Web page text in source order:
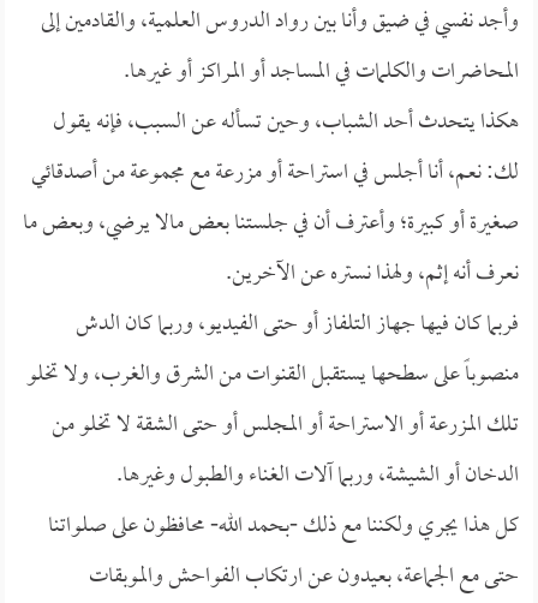
وأجد نفسي في ضيق وأنا بين رواد الدروس العلمية، والقادمين إلى
المحاضرات والكلمات في المساجد أو المراكز أو غيرها.
هكذا يتحدث أحد الشباب، وحين تسأله عن السبب، فإنه يقول
لك: نعم، أنا أجلس في استراحة أو مزرعة مع مجموعة من أصدقائي
صغيرة أو كبيرة؛ وأعترف أن في جلستنا بعض مالا يرضي، وبعض ما
نعرف أنه إثم، ولهذا نستره عن الآخرين.
فربما كان فيها جهاز التلفاز أو حتى الفيديو، وربما كان الدش
منصوباً على سطحها يستقبل القنوات من الشرق والغرب، ولا تخلو
تلك المزرعة أو الاستراحة أو المجلس أو حتى الشقة لا تخلو من
الدخان أو الشيشة، وربما آلات الغناء والطبول وغيرها.
كل هذا يجري ولكننا مع ذلك -بحمد الله- محافظون على صلواتنا
حتى مع الجماعة، بعيدون عن ارتكاب الفواحش والموبقات